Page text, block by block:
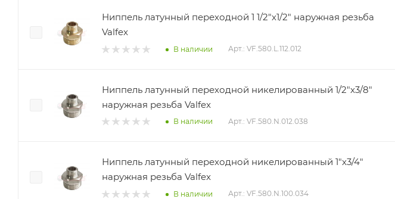
Ниппель латунный переходной 1 1/2"х1/2" наружная резьба
Valfex
В наличии Арт.: VF.580.L.112.012
Ниппель латунный переходной никелированный 1/2"х3/8"
наружная резьба Valfex
В наличии Арт.: VF.580.N.012.038
Ниппель латунный переходной никелированный 1"х3/4"
наружная резьба Valfex
В наличии Арт.: VF.580.N.100.034